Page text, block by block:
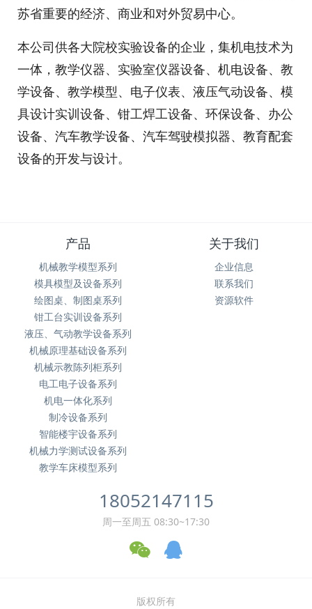
苏省重要的经济、商业和对外贸易中心。
本公司供各大院校实验设备的企业，集机电技术为
一体，教学仪器、实验室仪器设备、机电设备、教
学设备、教学模型、电子仪表、液压气动设备、模
具设计实训设备、钳工焊工设备、环保设备、办公
设备、汽车教学设备、汽车驾驶模拟器、教育配套
设备的开发与设计。
产品
机械教学模型系列
模具模型及设备系列
绘图桌、制图桌系列
钳工台实训设备系列
液压、气动教学设备系列
机械原理基础设备系列
机械示教陈列柜系列
电工电子设备系列
机电一体化系列
制冷设备系列
智能楼宇设备系列
机械力学测试设备系列
教学车床模型系列
关于我们
企业信息
联系我们
资源软件
18052147115
周一至周五 08:30~17:30
版权所有